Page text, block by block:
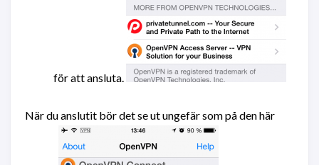
för att ansluta.
När du anslutit bör det se ut ungefär som på den här